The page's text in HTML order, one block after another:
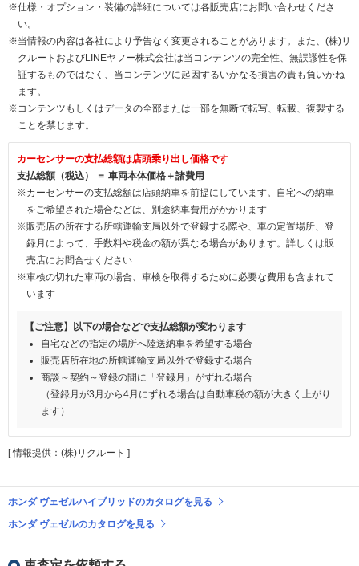
※仕様・オプション・装備の詳細については各販売店にお問い合わせくださ
い。
※当情報の内容は各社により予告なく変更されることがあります。また、(株)リ
クルートおよびLINEヤフー株式会社は当コンテンツの完全性、無誤謬性を保
証するものではなく、当コンテンツに起因するいかなる損害の責も負いかね
ます。
※コンテンツもしくはデータの全部または一部を無断で転写、転載、複製する
ことを禁じます。
カーセンサーの支払総額は店頭乗り出し価格です
支払総額（税込） ＝ 車両本体価格＋諸費用
※カーセンサーの支払総額は店頭納車を前提にしています。自宅への納車
をご希望された場合などは、別途納車費用がかかります
※販売店の所在する所轄運輸支局以外で登録する際や、車の定置場所、登
録月によって、手数料や税金の額が異なる場合があります。詳しくは販
売店にお問合せください
※車検の切れた車両の場合、車検を取得するために必要な費用も含まれて
います
【ご注意】以下の場合などで支払総額が変わります
自宅などの指定の場所へ陸送納車を希望する場合
販売店所在地の所轄運輸支局以外で登録する場合
商談～契約～登録の間に「登録月」がずれる場合
（登録月が3月から4月にずれる場合は自動車税の額が大きく上がり
ます）
[ 情報提供：(株)リクルート ]
ホンダ ヴェゼルハイブリッドのカタログを見る
ホンダ ヴェゼルのカタログを見る